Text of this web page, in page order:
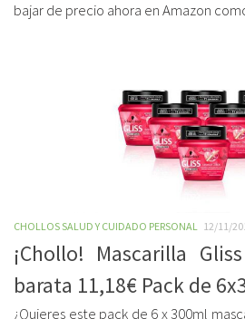
bajar de precio ahora en Amazon
CHOLLOS SALUD Y CUIDADO PERSONAL 12/11/
¡Chollo! Mascarilla
barata 11,18€ Pack de
¿Quieres este pack de 6 x 300ml